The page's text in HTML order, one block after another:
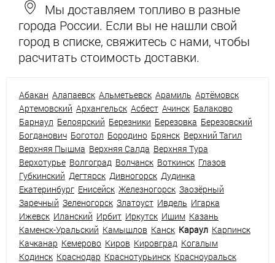
Мы доставляем топливо в разные
города России. Если вы не нашли свой
город в списке, свяжитесь с нами, чтобы
расчитать стоимость доставки.
Абакан Алапаевск Альметьевск Арамиль Артёмовск
Артемовский Архангельск Асбест Ачинск Балаково
Барнаул Белоярский Березники Березовка Березовский
Богданович Боготол Бородино Брянск Верхний Тагил
Верхняя Пышма Верхняя Салда Верхняя Тура
Верхотурье Волгоград Волчанск Воткинск Глазов
Губкинский Дегтярск Дивногорск Дудинка
Екатеринбург Енисейск Железногорск Заозёрный
Заречный Зеленогорск Златоуст Ивдель Игарка
Ижевск Иланский Ирбит Иркутск Ишим Казань
Каменск-Уральский Камышлов Канск Караул Карпинск
Качканар Кемерово Киров Кировград Когалым
Кодинск Краснодар Краснотурьинск Красноуральск